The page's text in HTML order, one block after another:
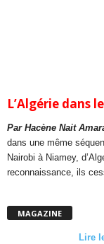
L’Algérie dans
Par Hacène Nait
dans une même
Nairobi à Niamey,
reconnaissance, ils
MAGAZINE
Lire